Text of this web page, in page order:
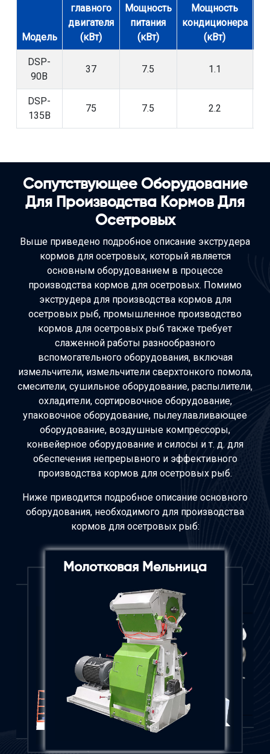
Модель
главного
двигателя
(кВт)
Мощность
питания
(кВт)
Мощность
кондиционера
(кВт)
DSP-
90B
37 7.5 1.1
DSP-
135B
75 7.5 2.2
Сопутствующее Оборудование
Для Производства Кормов Для
Осетровых
Выше приведено подробное описание экструдера
кормов для осетровых, который является
основным оборудованием в процессе
производства кормов для осетровых. Помимо
экструдера для производства кормов для
осетровых рыб, промышленное производство
кормов для осетровых рыб также требует
слаженной работы разнообразного
вспомогательного оборудования, включая
измельчители, измельчители сверхтонкого помола,
смесители, сушильное оборудование, распылители,
охладители, сортировочное оборудование,
упаковочное оборудование, пылеулавливающее
оборудование, воздушные компрессоры,
конвейерное оборудование и силосы и т. д. для
обеспечения непрерывного и эффективного
производства кормов для осетровых рыб.
Ниже приводится подробное описание основного
оборудования, необходимого для производства
кормов для осетровых рыб:
Молотковая Мельница